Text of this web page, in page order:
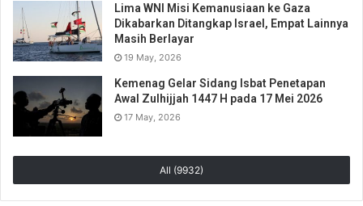
Lima WNI Misi Kemanusiaan ke Gaza
Dikabarkan Ditangkap Israel, Empat Lainnya
Masih Berlayar
19 May, 2026
Kemenag Gelar Sidang Isbat Penetapan
Awal Zulhijjah 1447 H pada 17 Mei 2026
17 May, 2026
All (9932)